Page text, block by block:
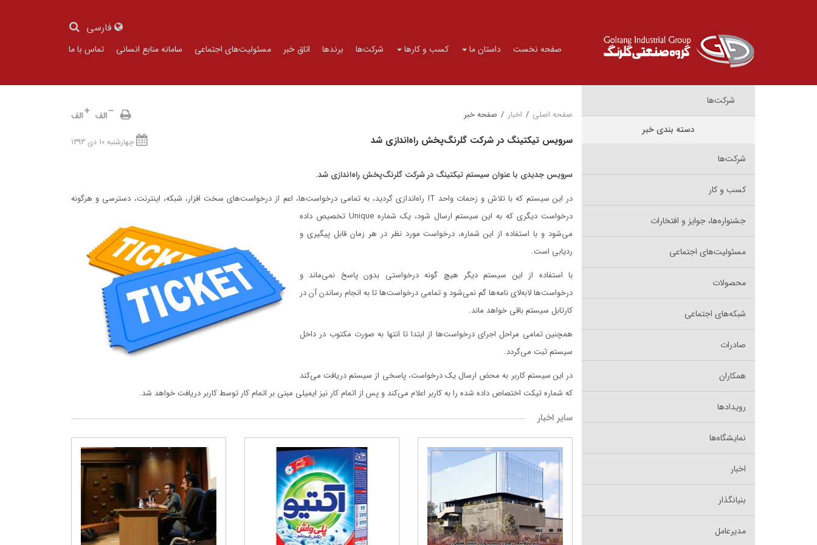
فارسی
صفحه نخست داستان ما کسب و کارها شرکت‌ها برندها اتاق خبر مسئولیت‌های اجتماعی سامانه منابع انسانی تماس با ما
صفحه اصلی / اخبار / صفحه خبر
سرویس تیکتینگ در شرکت گلرنگ‌پخش راه‌اندازی شد چهارشنبه 10 دی 1393
سرویس جدیدی با عنوان سیستم تیکتینگ در شرکت گلرنگ‌پخش راه‌اندازی شد.
در این سیستم که با تلاش و زحمات واحد IT راه‌اندازی گردید، به تمامی درخواست‌ها، اعم از درخواست‌های سخت افزار، شبکه، اینترنت، دسترسی و هرگونه
درخواست دیگری که به این سیستم ارسال شود، یک شماره Unique تخصیص داده
می‌شود و با استفاده از این شماره، درخواست مورد نظر در هر زمان قابل پیگیری و
ردیابی است.
با استفاده از این سیستم دیگر هیچ گونه درخواستی بدون پاسخ نمی‌ماند و
درخواست‌ها لابه‌لای نامه‌ها گم نمی‌شود و تمامی درخواست‌ها تا به انجام رساندن آن در
کارتابل سیستم باقی خواهد ماند.
همچنین تمامی مراحل اجرای درخواست‌ها از ابتدا تا انتها به صورت مکتوب در داخل
سیستم ثبت می‌گردد.
در این سیستم کاربر به محض ارسال یک درخواست، پاسخی از سیستم دریافت می‌کند
که شماره تیکت اختصاص داده شده را به کاربر اعلام می‌کند و پس از اتمام کار نیز ایمیلی مبنی بر اتمام کار توسط کاربر دریافت خواهد شد.
سایر اخبار
شرکت‌ها
دسته بندی خبر
شرکت‌ها
کسب و کار
جشنواره‌ها، جوایز و افتخارات
مسئولیت‌های اجتماعی
محصولات
شبکه‌های اجتماعی
صادرات
همکاران
رویدادها
نمایشگاه‌ها
اخبار
بنیانگذار
مدیرعامل